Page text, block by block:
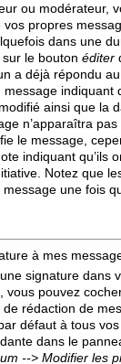
ou modérateur,
propres
dans une
le bouton éditer
a déjà répondu
indiquant
ainsi que la
n’apparaîtra
le message,
indiquant qu’ils
Notez que
une fois
à mes
signature dans
vous pouvez
rédaction de
défaut à tous
dans le
--> Modifier les